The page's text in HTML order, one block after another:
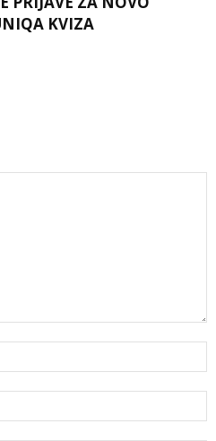
KVIZA